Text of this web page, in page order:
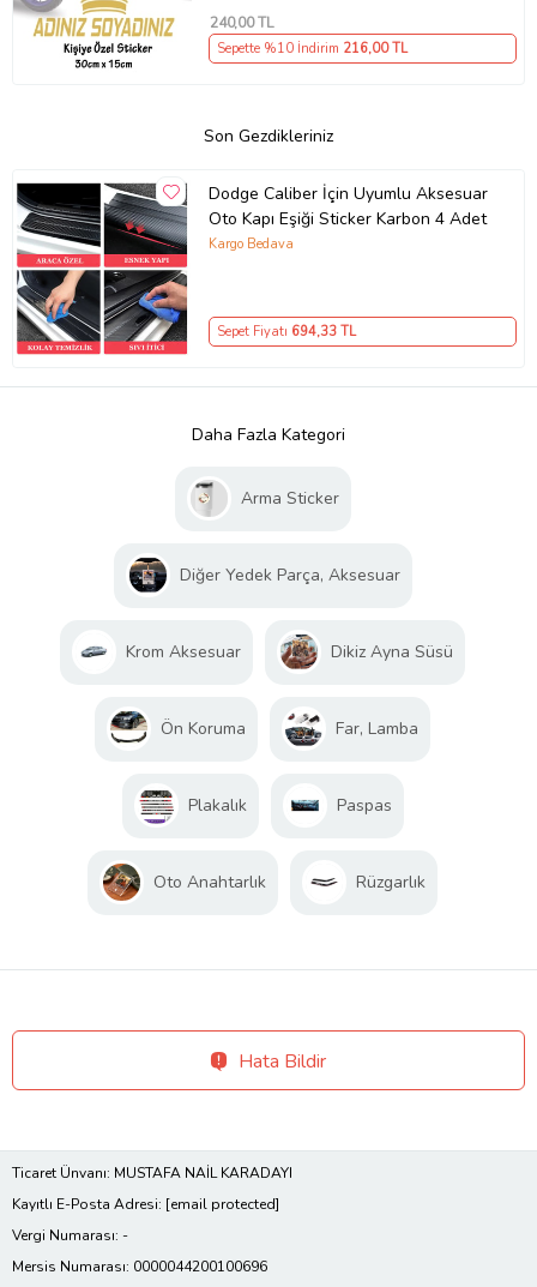
240,00 TL
Sepette %10 İndirim 216,00 TL
Son Gezdikleriniz
Dodge Caliber İçin Uyumlu Aksesuar
Oto Kapı Eşiği Sticker Karbon 4 Adet
Kargo Bedava
Sepet Fiyatı 694,33 TL
Daha Fazla Kategori
Arma Sticker
Diğer Yedek Parça, Aksesuar
Krom Aksesuar Dikiz Ayna Süsü
Ön Koruma Far, Lamba
Plakalık Paspas
Oto Anahtarlık Rüzgarlık
Hata Bildir
Ticaret Ünvanı: MUSTAFA NAİL KARADAYI
Kayıtlı E-Posta Adresi: [email protected]
Vergi Numarası: -
Mersis Numarası: 0000044200100696